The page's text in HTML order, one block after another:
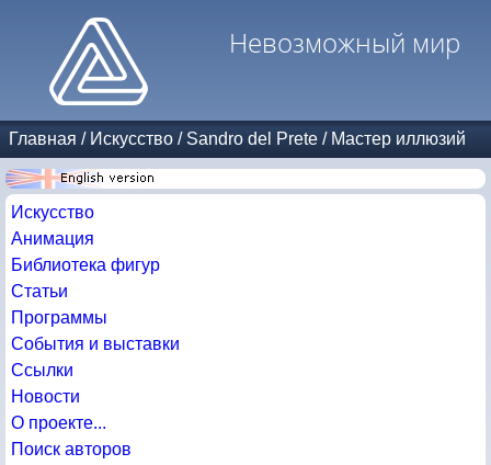
Невозможный мир
Главная / Искусство / Sandro del Prete / Мастер иллюзий
Искусство
Анимация
Библиотека фигур
Статьи
Программы
События и выставки
Ссылки
Новости
О проекте...
Поиск авторов